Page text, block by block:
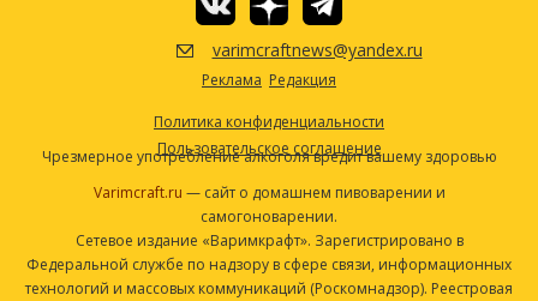
varimcraftnews@yandex.ru
Реклама Редакция
Политика конфиденциальности
Пользовательское соглашение
Чрезмерное употребление алкоголя вредит вашему здоровью
Varimcraft.ru — сайт о домашнем пивоварении и
самогоноварении.
Сетевое издание «Варимкрафт». Зарегистрировано в
Федеральной службе по надзору в сфере связи, информационных
технологий и массовых коммуникаций (Роскомнадзор). Реестровая